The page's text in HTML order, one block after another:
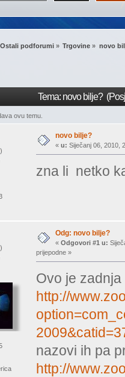
Ostali podforumi» Trgovine » novo
Tema: novo bilje?
ovu temu.
)
novo bilje?
« u: Siječanj 06, 2010,
zna li netko
)
Odg: novo bilje?
« Odgovori #1 u:
prijepodne »
Ovo je
http://
nazovi ih pa
http://